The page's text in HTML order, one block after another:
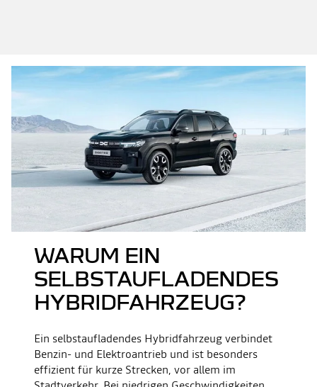
WARUM EIN
SELBSTAUFLADENDES
HYBRIDFAHRZEUG?
Ein selbstaufladendes Hybridfahrzeug verbindet
Benzin- und Elektroantrieb und ist besonders
effizient für kurze Strecken, vor allem im